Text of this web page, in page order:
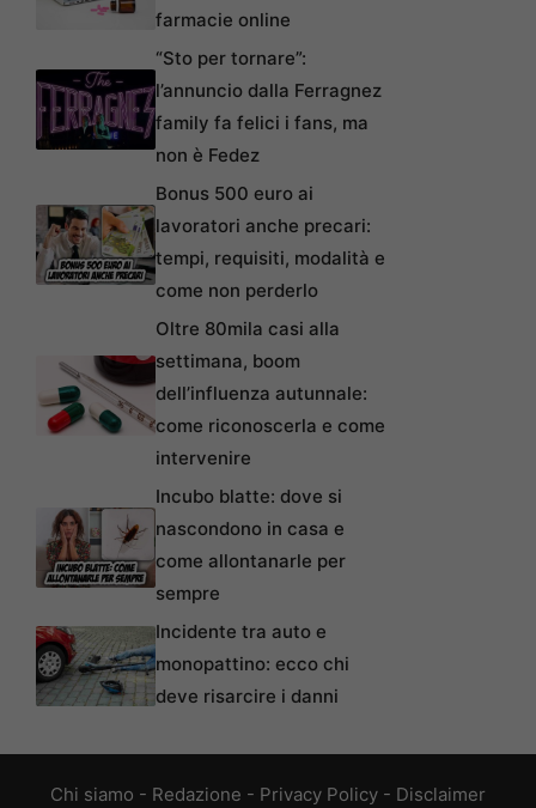
farmacie online
“Sto per tornare”:
l’annuncio dalla Ferragnez
family fa felici i fans, ma
non è Fedez
Bonus 500 euro ai
lavoratori anche precari:
tempi, requisiti, modalità e
come non perderlo
Oltre 80mila casi alla
settimana, boom
dell’influenza autunnale:
come riconoscerla e come
intervenire
Incubo blatte: dove si
nascondono in casa e
come allontanarle per
sempre
Incidente tra auto e
monopattino: ecco chi
deve risarcire i danni
Chi siamo - Redazione - Privacy Policy - Disclaimer